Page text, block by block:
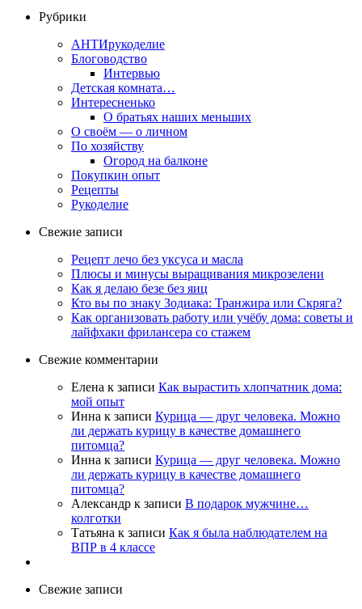
Рубрики
АНТИрукоделие
Блоговодство
Интервью
Детская комната…
Интересненько
О братьях наших меньших
О своём — о личном
По хозяйству
Огород на балконе
Покупкин опыт
Рецепты
Рукоделие
Свежие записи
Рецепт лечо без уксуса и масла
Плюсы и минусы выращивания микрозелени
Как я делаю безе без яиц
Кто вы по знаку Зодиака: Транжира или Скряга?
Как организовать работу или учёбу дома: советы и
лайфхаки фрилансера со стажем
Свежие комментарии
Елена к записи Как вырастить хлопчатник дома:
мой опыт
Инна к записи Курица — друг человека. Можно
ли держать курицу в качестве домашнего
питомца?
Инна к записи Курица — друг человека. Можно
ли держать курицу в качестве домашнего
питомца?
Александр к записи В подарок мужчине…
колготки
Татьяна к записи Как я была наблюдателем на
ВПР в 4 классе
Свежие записи